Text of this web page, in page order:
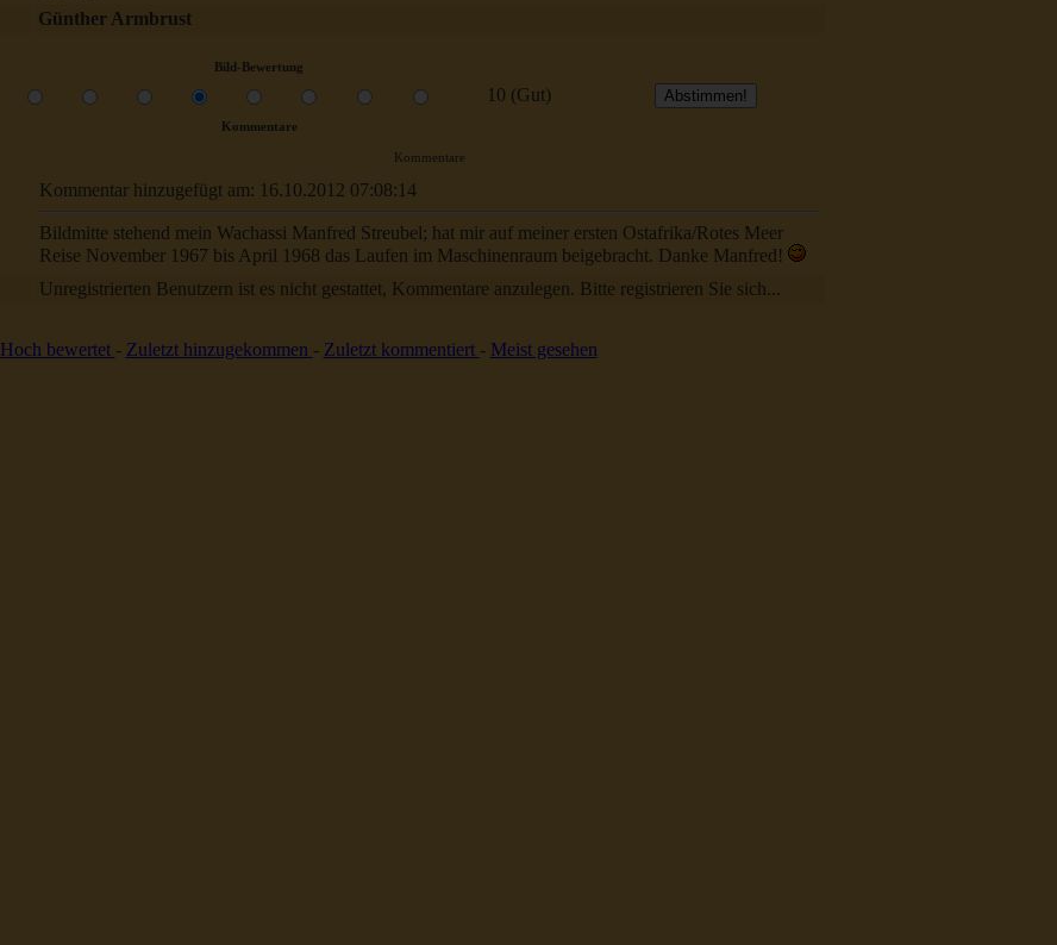
Günther Armbrust
Bild-Bewertung
10 (Gut)
Kommentare
Kommentare
Kommentar hinzugefügt am: 16.10.2012 07:08:14
Bildmitte stehend mein Wachassi Manfred Streubel; hat mir auf meiner ersten Ostafrika/Rotes Meer
Reise November 1967 bis April 1968 das Laufen im Maschinenraum beigebracht. Danke Manfred!
Unregistrierten Benutzern ist es nicht gestattet, Kommentare anzulegen. Bitte registrieren Sie sich...
Hoch bewertet - Zuletzt hinzugekommen - Zuletzt kommentiert - Meist gesehen